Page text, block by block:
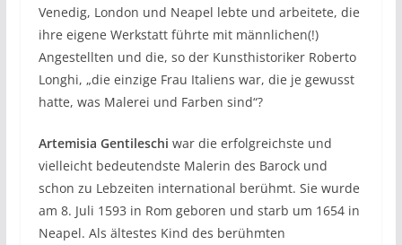
Venedig, London und Neapel lebte und arbeitete, die
ihre eigene Werkstatt führte mit männlichen(!)
Angestellten und die, so der Kunsthistoriker Roberto
Longhi, „die einzige Frau Italiens war, die je gewusst
hatte, was Malerei und Farben sind“?
Artemisia Gentileschi war die erfolgreichste und
vielleicht bedeutendste Malerin des Barock und
schon zu Lebzeiten international berühmt. Sie wurde
am 8. Juli 1593 in Rom geboren und starb um 1654 in
Neapel. Als ältestes Kind des berühmten